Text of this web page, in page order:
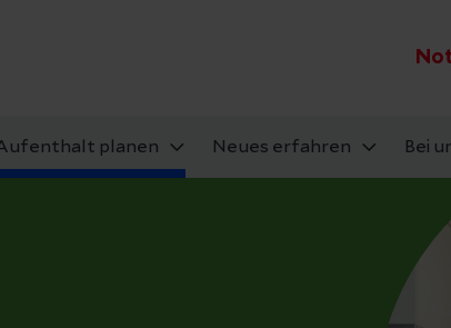
planen Neues erfahren Bei